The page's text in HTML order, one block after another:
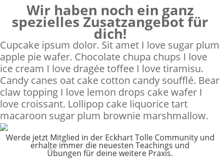
Wir haben noch ein ganz
spezielles Zusatzangebot für
dich!
Cupcake ipsum dolor. Sit amet I love sugar plum
apple pie wafer. Chocolate chupa chups I love
ice cream I love dragée toffee I love tiramisu.
Candy canes oat cake cotton candy soufflé. Bear
claw topping I love lemon drops cake wafer I
love croissant. Lollipop cake liquorice tart
macaroon sugar plum brownie marshmallow.
Werde jetzt Mitglied in der Eckhart Tolle Community und
erhalte immer die neuesten Teachings und
Übungen für deine weitere Praxis.